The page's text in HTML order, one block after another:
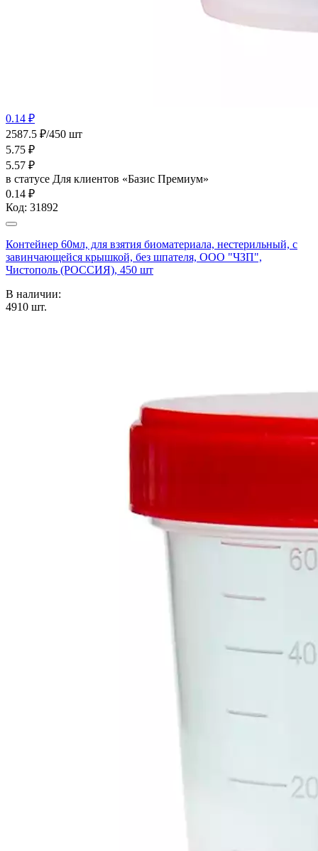
0.14 ₽
2587.5 ₽/450 шт
5.75 ₽
5.57 ₽
в статусе Для клиентов «Базис Премиум»
0.14 ₽
Код: 31892
Контейнер 60мл, для взятия биоматериала, нестерильный, с
завинчающейся крышкой, без шпателя, ООО "ЧЗП",
Чистополь (РОССИЯ), 450 шт
В наличии:
4910 шт.